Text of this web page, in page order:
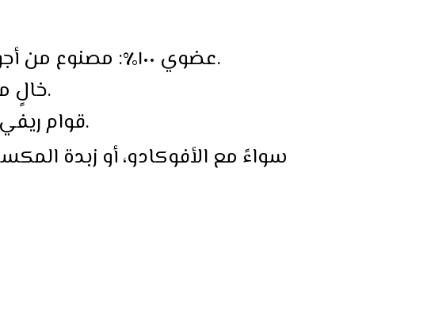
• 🌱 عضوي ١٠٠٪: مصنوع من أجود أنواع الطبيعة، خالٍ من المبيدات الحشرية والمواد المضافة.
• 🧈 خالٍ من منتجات الألبان والبيض: مناسب للحساسية ومُعزز بالنباتات.
• 🍞 قوام ريفي: فتات ناعم، قشرة ذهبية – مثالي للخبز المحمص أو الشطائر.
سواءً مع الأفوكادو، أو زبدة